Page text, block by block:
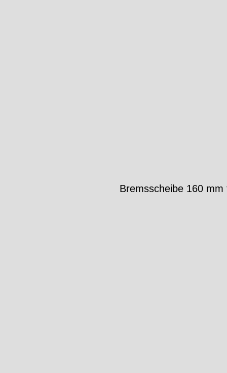
Bremsscheibe 160